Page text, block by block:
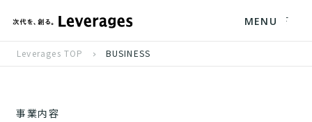
MENU
Leverages TOP BUSINESS
事業内容